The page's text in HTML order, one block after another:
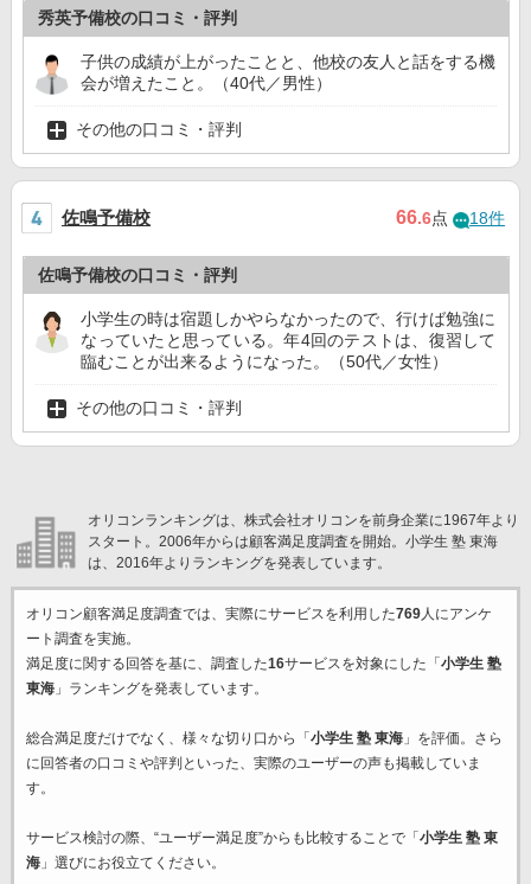
秀英予備校の口コミ・評判
子供の成績が上がったことと、他校の友人と話をする機
会が増えたこと。（40代／男性）
その他の口コミ・評判
佐鳴予備校 66.6点 18件
佐鳴予備校の口コミ・評判
小学生の時は宿題しかやらなかったので、行けば勉強に
なっていたと思っている。年4回のテストは、復習して
臨むことが出来るようになった。（50代／女性）
その他の口コミ・評判
オリコンランキングは、株式会社オリコンを前身企業に1967年より
スタート。2006年からは顧客満足度調査を開始。小学生 塾 東海
は、2016年よりランキングを発表しています。
オリコン顧客満足度調査では、実際にサービスを利用した769人にアンケ
ート調査を実施。
満足度に関する回答を基に、調査した16サービスを対象にした「 小学生 塾
東海」ランキングを発表しています。
総合満足度だけでなく、様々な切り口から「 小学生 塾 東海」を評価。さら
に回答者の口コミや評判といった、実際のユーザーの声も掲載していま
す。
サービス検討の際、“ユーザー満足度”からも比較することで「 小学生 塾 東
海」選びにお役立てください。